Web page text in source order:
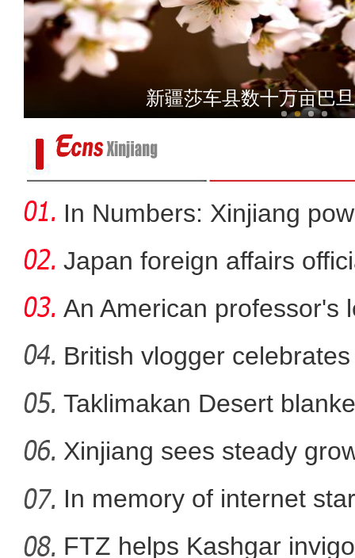
昌吉州新能源发展密
新疆昌吉州：家门口的新能源
新疆莎车县数十万亩巴
In Numbers: Xinjiang
Japan foreign affairs
An American professor's
British vlogger
Taklimakan Desert
Xinjiang sees steady
In memory of internet
FTZ helps Kashgar